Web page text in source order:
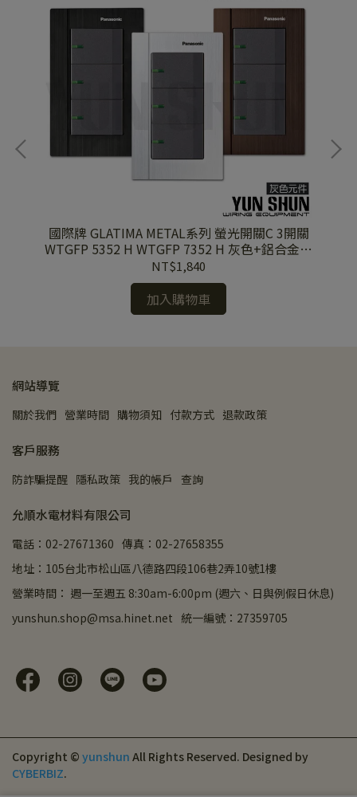
國際牌 GLATIMA METAL系列 螢光開關C 3開關
WTGFP 5352 H WTGFP 7352 H 灰色+鋁合金蓋
板
NT$1,840
加入購物車
網站導覽
關於我們 營業時間 購物須知 付款方式 退款政策
客戶服務
防詐騙提醒 隱私政策 我的帳戶 查詢
允順水電材料有限公司
電話：02-27671360 傳真：02-27658355
地址：105台北市松山區八德路四段106巷2弄10號1樓
營業時間： 週一至週五 8:30am-6:00pm (週六、日與例假日休息)
yunshun.shop@msa.hinet.net 統一編號：27359705
Copyright © yunshun All Rights Reserved. Designed by
CYBERBIZ.